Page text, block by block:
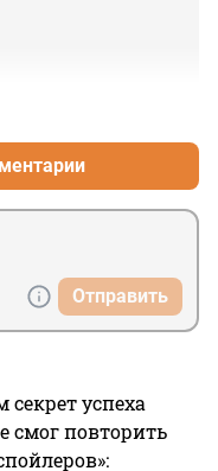
Отправить
секрет успеха
смог повторить